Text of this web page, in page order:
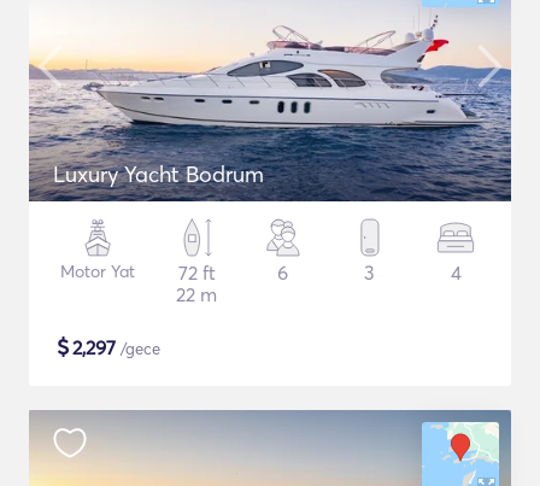
Luxury Yacht Bodrum
Motor Yat
72 ft
22 m
6 3 4
$2,297 /gece